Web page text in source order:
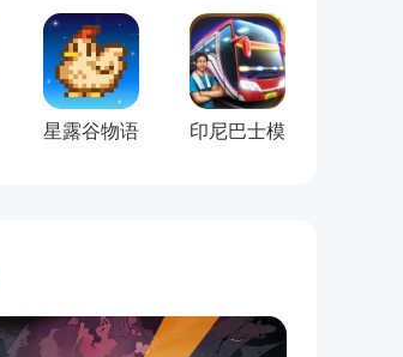
镇生活
星露谷物语
印尼巴士模